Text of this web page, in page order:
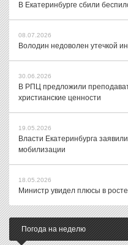
В Екатеринбурге сбили
08.07.2026
Володин недоволен утечкой
30.06.2026
В РПЦ предложили
христианские ценности
19.05.2026
Власти Екатеринбурга
мобилизации
18.05.2026
Министр увидел плюсы в
Погода на неделю